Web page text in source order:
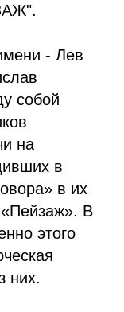
- Лев
собой
на
в
в их
«Пейзаж». В
этого
них.